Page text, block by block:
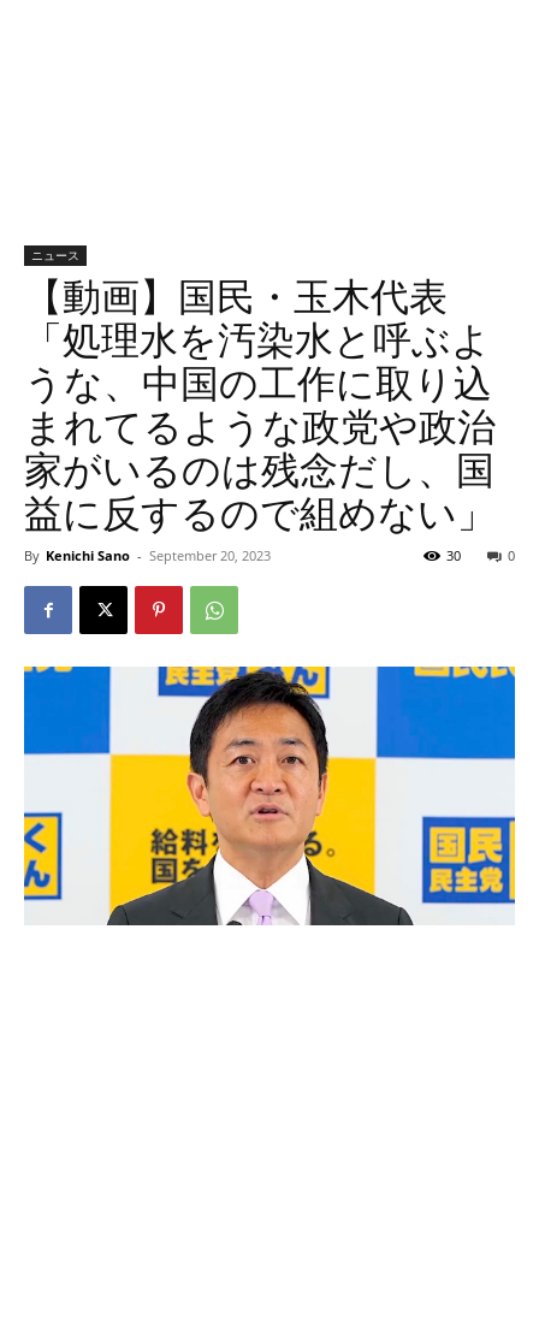
ニュース
【動画】国民・玉木代表
「処理水を汚染水と呼ぶよ
うな、中国の工作に取り込
まれてるような政党や政治
家がいるのは残念だし、国
益に反するので組めない」
By Kenichi Sano - September 20, 2023 0
30